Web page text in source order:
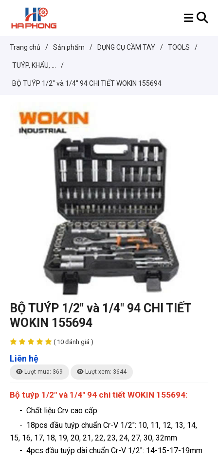
Trang chủ / Sản phẩm / DỤNG CỤ CẦM TAY / TOOLS /
TUÝP, KHẨU, ... /
BỘ TUÝP 1/2" và 1/4" 94 CHI TIẾT WOKIN 155694
BỘ TUÝP 1/2" và 1/4" 94 CHI TIẾT
WOKIN 155694
( 10 đánh giá )
Liên hệ
Lượt mua: 369 Lượt xem: 3644
Bộ tuýp 1/2" và 1/4" 94 chi tiết WOKIN 155694:
- Chất liệu Crv cao cấp
- 18pcs đầu tuýp chuẩn Cr-V 1/2": 10, 11, 12, 13, 14,
15, 16, 17, 18, 19, 20, 21, 22, 23, 24, 27, 30, 32mm
- 4pcs đầu tuýp dài chuẩn Cr-V 1/2": 14-15-17-19mm